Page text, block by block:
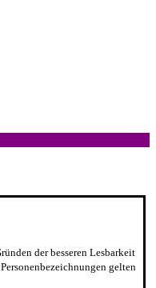
der besseren Lesbarkeit
gelten